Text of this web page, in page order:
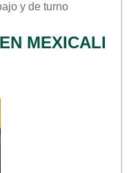
y de turno
MEXICALI